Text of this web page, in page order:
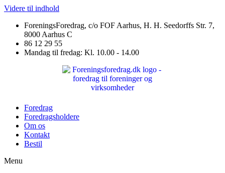
Videre til indhold
ForeningsForedrag, c/o FOF Aarhus, H. H. Seedorffs Str. 7,
8000 Aarhus C
86 12 29 55
Mandag til fredag: Kl. 10.00 - 14.00
Foredrag
Foredragsholdere
Om os
Kontakt
Bestil
Menu